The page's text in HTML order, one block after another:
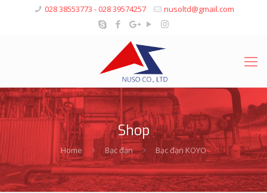
028 38553773 - 028 39574257 nusoltd@gmail.com
Shop
Home Bạc đạn Bạc đạn KOYO